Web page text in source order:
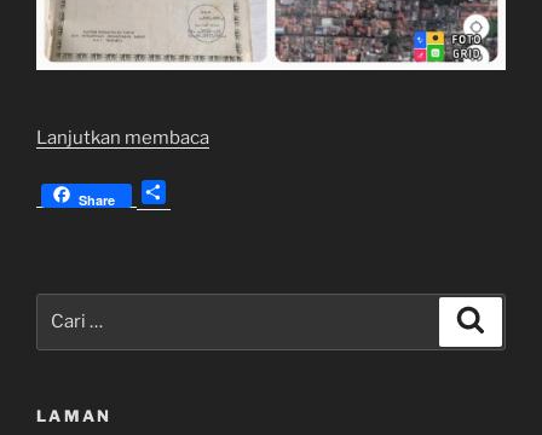
Lanjutkan membaca“Lahan
Share
h
e
LAMAN